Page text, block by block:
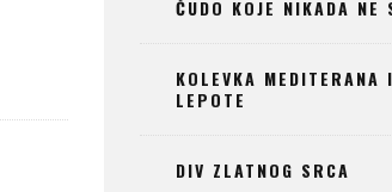
ČUDO KOJE NIKADA NE
KOLEVKA MEDITERANA
LEPOTE
DIV ZLATNOG SRCA